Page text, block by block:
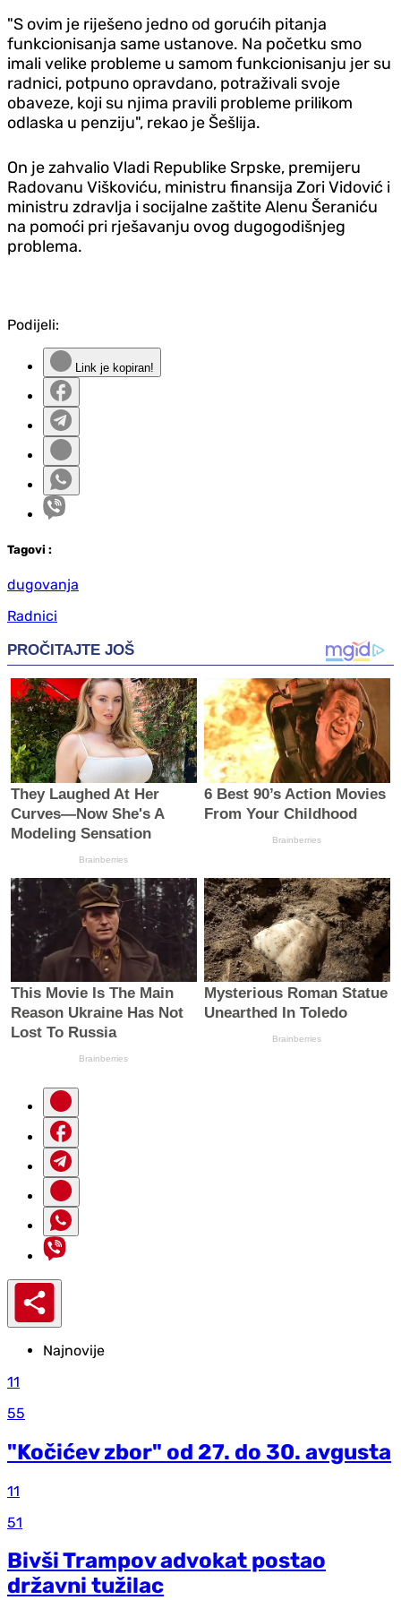
"S ovim je riješeno jedno od gorućih pitanja
funkcionisanja same ustanove. Na početku smo
imali velike probleme u samom funkcionisanju jer su
radnici, potpuno opravdano, potraživali svoje
obaveze, koji su njima pravili probleme prilikom
odlaska u penziju", rekao je Šešlija.
On je zahvalio Vladi Republike Srpske, premijeru
Radovanu Viškoviću, ministru finansija Zori Vidović i
ministru zdravlja i socijalne zaštite Alenu Šeraniću
na pomoći pri rješavanju ovog dugogodišnjeg
problema.
Podijeli:
Link je kopiran!
Tagovi :
dugovanja
Radnici
Najnovije
11
55
"Kočićev zbor" od 27. do 30. avgusta
11
51
Bivši Trampov advokat postao
državni tužilac